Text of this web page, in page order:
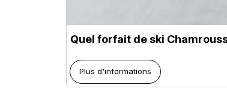
Quel forfait de ski
Plus d'informations